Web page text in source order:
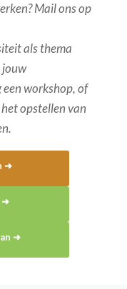
Mail ons op
als thema
jouw
workshop, of
opstellen van
➜
➜
➜